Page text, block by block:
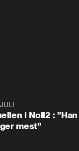
i Noll2 : ”Han
mest”